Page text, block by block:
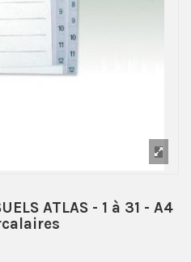
ATLAS - 1 à 31 - A4